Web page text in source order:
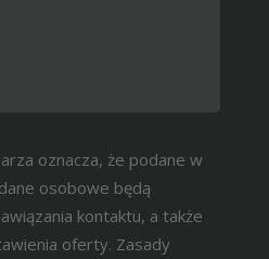
oznacza, że podane w
osobowe będą
kontaktu, a także
oferty. Zasady